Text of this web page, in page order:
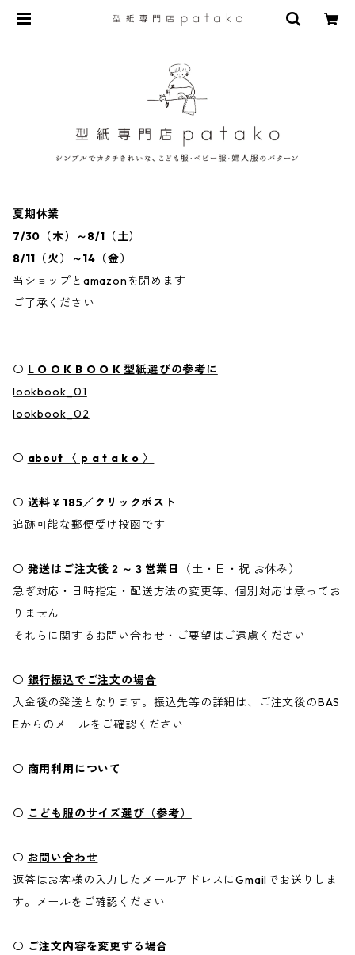
夏期休業
7/30（木）～8/1（土）
8/11（火）～14（金）
当ショップとamazonを閉めます
ご了承ください
〇 L O O K B O O K 型紙選びの参考に
lookbook_01
lookbook_02
〇 about 〈 p a t a k o 〉
〇 送料￥185／クリックポスト
追跡可能な郵便受け投函です
〇 発送はご注文後２～３営業日
（土・日・祝 お休み）
急ぎ対応・日時指定・配送方法の変更等、個別対応は承ってお
りません
それらに関するお問い合わせ・ご要望はご遠慮ください
〇 銀行振込でご注文の場合
入金後の発送となります。振込先等の詳細は、ご注文後のBAS
Eからのメールをご確認ください
〇 商用利用について
〇 こども服のサイズ選び（参考）
〇 お問い合わせ
返答はお客様の入力したメールアドレスにGmailでお送りしま
す。メールをご確認ください
〇 ご注文内容を変更する場合